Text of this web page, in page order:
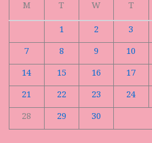
M
T W T
1
2 3
7
8 9 10
14
15 16 17
21
22 23 24
28
29 30